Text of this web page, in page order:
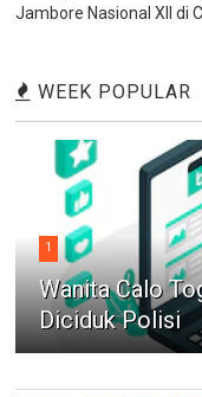
Jambore Nasional XII di
WEEK POPULAR
1
Wanita Calo
Diciduk Polisi